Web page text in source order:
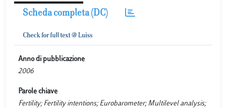
Scheda completa (DC)
Anno di pubblicazione
2006
Parole chiave
Fertility; Fertility intentions; Eurobarometer; Multilevel analysis;